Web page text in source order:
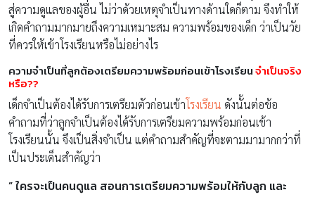
สู่ความดูแลของผู้อื่น ไม่ว่าด้วยเหตุจำเป็นทางด้านใดก็ตาม จึงทำให้
เกิดคำถามมากมายถึงความเหมาะสม ความพร้อมของเด็ก ว่าเป็นวัย
ที่ควรให้เข้าโรงเรียนหรือไม่อย่างไร
ความจำเป็นที่ลูกต้องเตรียมความพร้อมก่อนเข้าโรงเรียนจำเป็นจริง
หรือ??
เด็กจำเป็นต้องได้รับการเตรียมตัวก่อนเข้าโรงเรียน ดังนั้นต่อข้อ
คำถามที่ว่าลูกจำเป็นต้องได้รับการเตรียมความพร้อมก่อนเข้า
โรงเรียนนั้น จึงเป็นสิ่งจำเป็น แต่คำถามสำคัญที่จะตามมามากกว่าที่
เป็นประเด็นสำคัญว่า
” ใครจะเป็นคนดูแล สอนการเตรียมความพร้อมให้กับลูก และ